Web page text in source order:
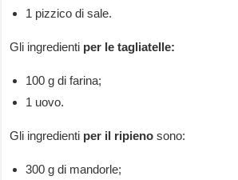
1 pizzico di sale.
Gli ingredienti per le tagliatelle:
100 g di farina;
1 uovo.
Gli ingredienti per il ripieno sono:
300 g di mandorle;